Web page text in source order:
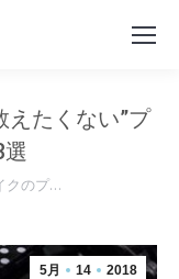
えたくない”プ
クのプ…
5月 14 2018